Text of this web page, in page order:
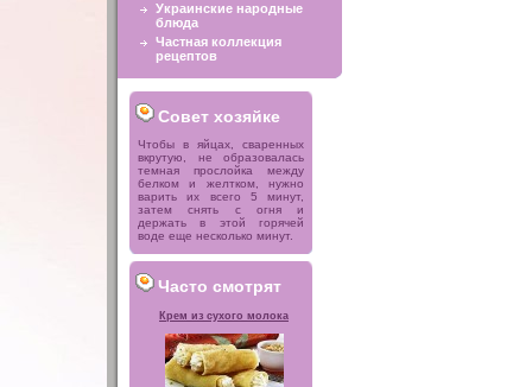
Украинские народные
блюда
Частная коллекция
рецептов
Совет хозяйке
Чтобы в яйцах, сваренных
вкрутую, не образовалась
темная прослойка между
белком и желтком, нужно
варить их всего 5 минут,
затем снять с огня и
держать в этой горячей
воде еще несколько минут.
Часто смотрят
Крем из сухого молока